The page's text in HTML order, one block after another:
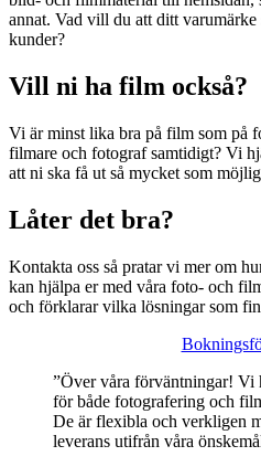
annat. Vad vill du att ditt
kunder?
Vill ni ha film också?
Vi är minst lika bra på film som på
filmare och fotograf samtidigt? Vi
att ni ska få ut så mycket som
Låter det bra?
Kontakta oss så pratar vi mer om
kan hjälpa er med våra foto- och
och förklarar vilka lösningar som
”Över våra förväntningar! Vi
för både fotografering och
De är flexibla och verkligen
leverans utifrån våra